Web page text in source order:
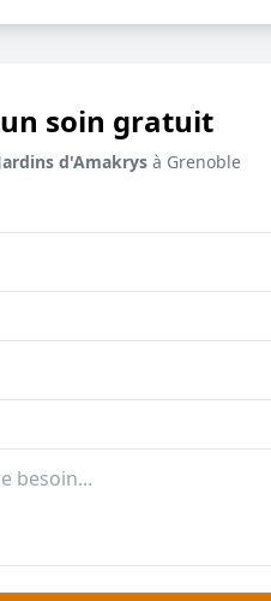
soin gratuit
d'Amakrys à Grenoble